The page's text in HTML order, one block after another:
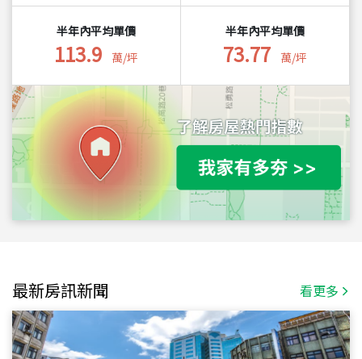
半年內平均單價
113.9 萬/坪
半年內平均單價
73.77 萬/坪
最新房訊新聞 看更多